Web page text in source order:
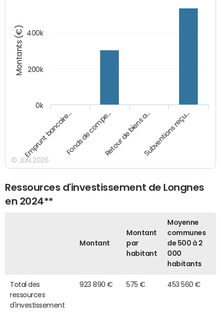
Montants (€)
Emprunt bancaire…Fonds de compe…Retour de biens a…Subventions reçu…
0k
200k
400k
© JDN 2026
Ressources d'investissement de Longnes
en 2024**
Montant
Montant
par
habitant
Moyenne
communes
de 500 à 2
000
habitants
Total des
ressources
d'investissement
923 890 € 575 € 453 560 €